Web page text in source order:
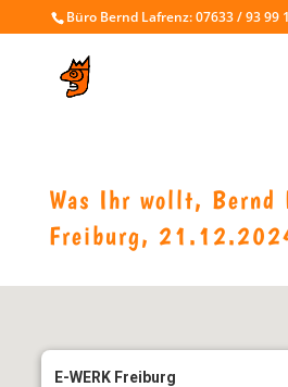
Büro Bernd Lafrenz: 07633 / 93 99
Was Ihr wollt, Bernd
Freiburg,
E-WERK Freiburg